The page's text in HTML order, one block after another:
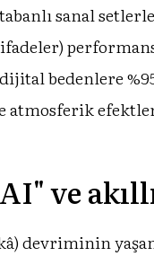
sanal
bedenlere
atmosferik
ve
devriminin